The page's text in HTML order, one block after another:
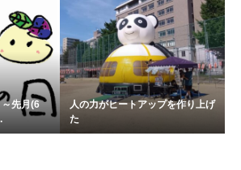
先月(6
人の力がヒートアップを作り上げ
た